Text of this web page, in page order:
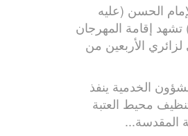
الحسن (عليه
تشهد إقامة المهرجان
الأربعين من
الخدمية ينفذ
محيط العتبة
المقدسة...